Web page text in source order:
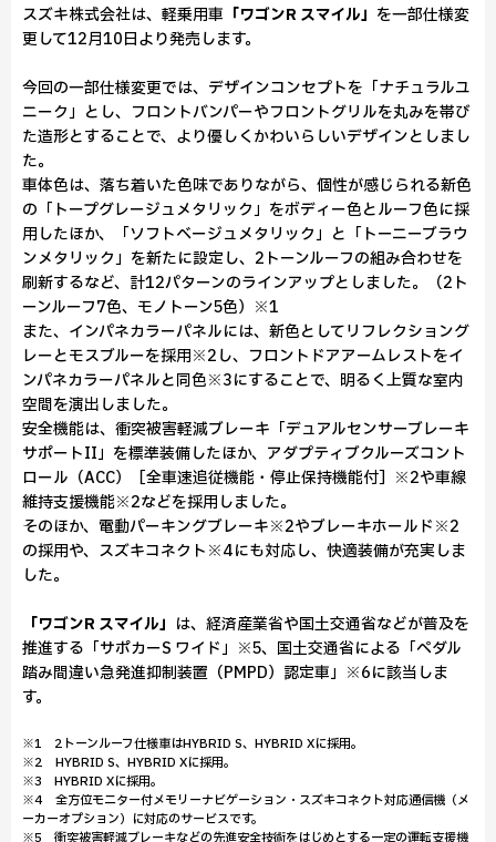
スズキ株式会社は、軽乗用車 「ワゴンR スマイル」 を一部仕様変
更して12月10日より発売します。
今回の一部仕様変更では、デザインコンセプトを「ナチュラルユ
ニーク」とし、フロントバンパーやフロントグリルを丸みを帯び
た造形とすることで、より優しくかわいらしいデザインとしまし
た。
車体色は、落ち着いた色味でありながら、個性が感じられる新色
の「トープグレージュメタリック」をボディー色とルーフ色に採
用したほか、「ソフトベージュメタリック」と「トーニーブラウ
ンメタリック」を新たに設定し、2トーンルーフの組み合わせを
刷新するなど、計12パターンのラインアップとしました。（2ト
ーンルーフ7色、モノトーン5色）※1
また、インパネカラーパネルには、新色としてリフレクショング
レーとモスブルーを採用※2し、フロントドアアームレストをイ
ンパネカラーパネルと同色※3にすることで、明るく上質な室内
空間を演出しました。
安全機能は、衝突被害軽減ブレーキ「デュアルセンサーブレーキ
サポートII」を標準装備したほか、アダプティブクルーズコント
ロール（ACC）［全車速追従機能・停止保持機能付］※2や車線
維持支援機能※2などを採用しました。
そのほか、電動パーキングブレーキ※2やブレーキホールド※2
の採用や、スズキコネクト※4にも対応し、快適装備が充実しま
した。
「ワゴンR スマイル」 は、経済産業省や国土交通省などが普及を
推進する「サポカーS ワイド」※5、国土交通省による「ペダル
踏み間違い急発進抑制装置（PMPD）認定車」※6に該当しま
す。
※1 2トーンルーフ仕様車はHYBRID S、HYBRID Xに採用。
※2 HYBRID S、HYBRID Xに採用。
※3 HYBRID Xに採用。
※4 全方位モニター付メモリーナビゲーション・スズキコネクト対応通信機（メ
ーカーオプション）に対応のサービスです。
※5 衝突被害軽減ブレーキなどの先進安全技術をはじめとする一定の運転支援機